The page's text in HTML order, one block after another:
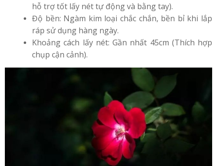
hỗ trợ tốt lấy nét tự động và bằng tay).
Độ bền: Ngàm kim loại chắc chắn, bền bỉ khi lắp
ráp sử dụng hàng ngày.
Khoảng cách lấy nét: Gần nhất 45cm (Thích hợp
chụp cận cảnh).